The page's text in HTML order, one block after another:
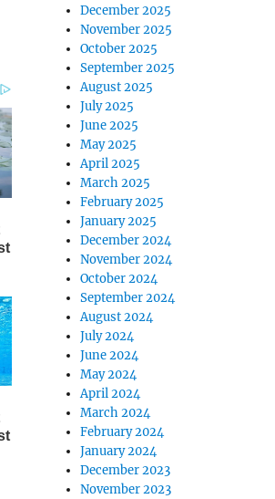
December 2025
November 2025
October 2025
September 2025
August 2025
July 2025
June 2025
May 2025
April 2025
March 2025
February 2025
January 2025
December 2024
November 2024
October 2024
September 2024
August 2024
July 2024
June 2024
May 2024
April 2024
March 2024
February 2024
January 2024
December 2023
November 2023